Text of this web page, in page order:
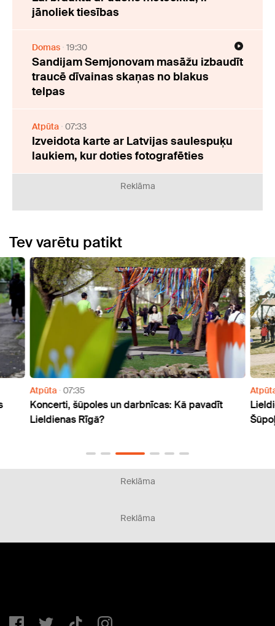
jānoliek tiesības
Domas 19:30
Sandijam Semjonovam masāžu izbaudīt
traucē dīvainas skaņas no blakus
telpas
Atpūta 07:33
Izveidota karte ar Latvijas saulespuķu
laukiem, kur doties fotografēties
Reklāma
Tev varētu patikt
Atpūta 07:35
Koncerti, šūpoles un darbnīcas: Kā pavadīt
Lieldienas Rīgā?
Reklāma
Reklāma